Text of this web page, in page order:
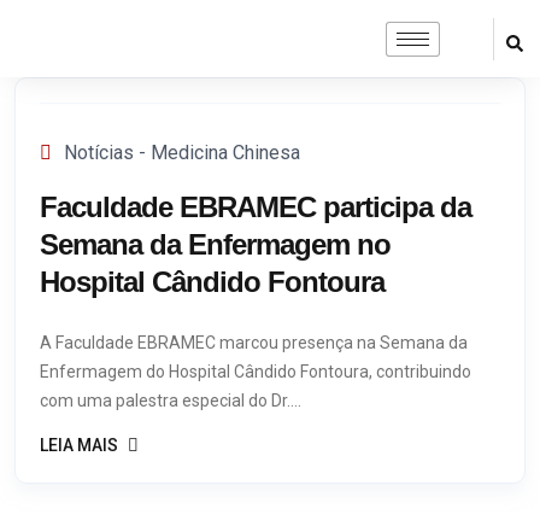
Notícias - Medicina Chinesa
Faculdade EBRAMEC participa da
Semana da Enfermagem no
Hospital Cândido Fontoura
A Faculdade EBRAMEC marcou presença na Semana da
Enfermagem do Hospital Cândido Fontoura, contribuindo
com uma palestra especial do Dr....
LEIA MAIS